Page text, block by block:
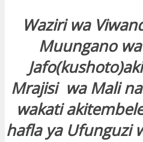
Waziri wa
Muungano
Mrajisi wa Mali
wakati
hafla ya Ufunguzi